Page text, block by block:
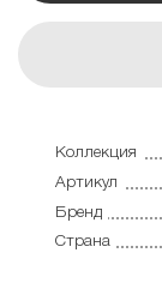
Коллекция
Артикул
Бренд
Страна